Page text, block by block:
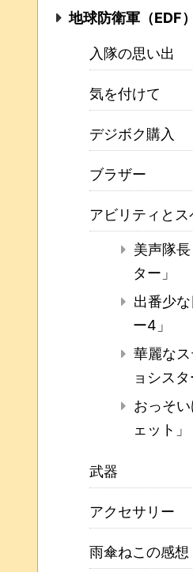
地球防衛軍（EDF）
入隊の思い出
気を付けて
デジボク購入
ブラザー
アビリティと
美声隊
ター」
出番少
ー4」
華麗な
ョシスタ
おっそ
ェット」
武器
アクセサリー
雨傘ねこの感想